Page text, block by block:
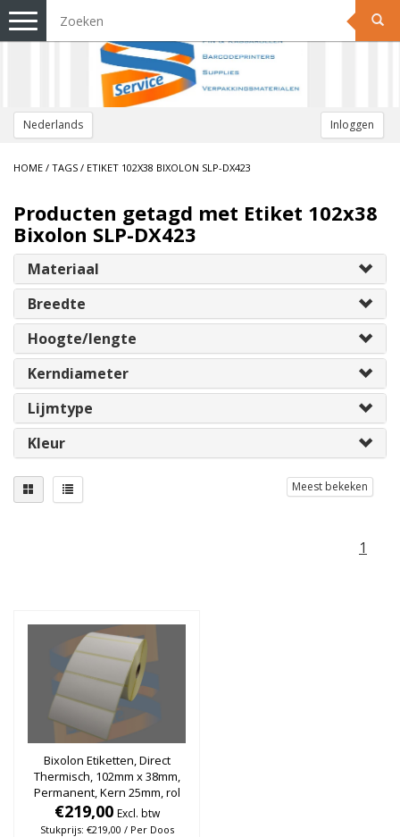
Nederlands Inloggen
Toggle
navigation
HOME / TAGS / ETIKET 102X38 BIXOLON SLP-DX423
Producten getagd met Etiket 102x38
Bixolon SLP-DX423
Materiaal
Breedte
Hoogte/lengte
Kerndiameter
Lijmtype
Kleur
Meest bekeken
1
Bixolon Etiketten, Direct
Thermisch, 102mm x 38mm,
Permanent, Kern 25mm, rol
à 1.790 stuks (Per doos)
€219,00 Excl. btw
Stukprijs: €219,00 / Per Doos